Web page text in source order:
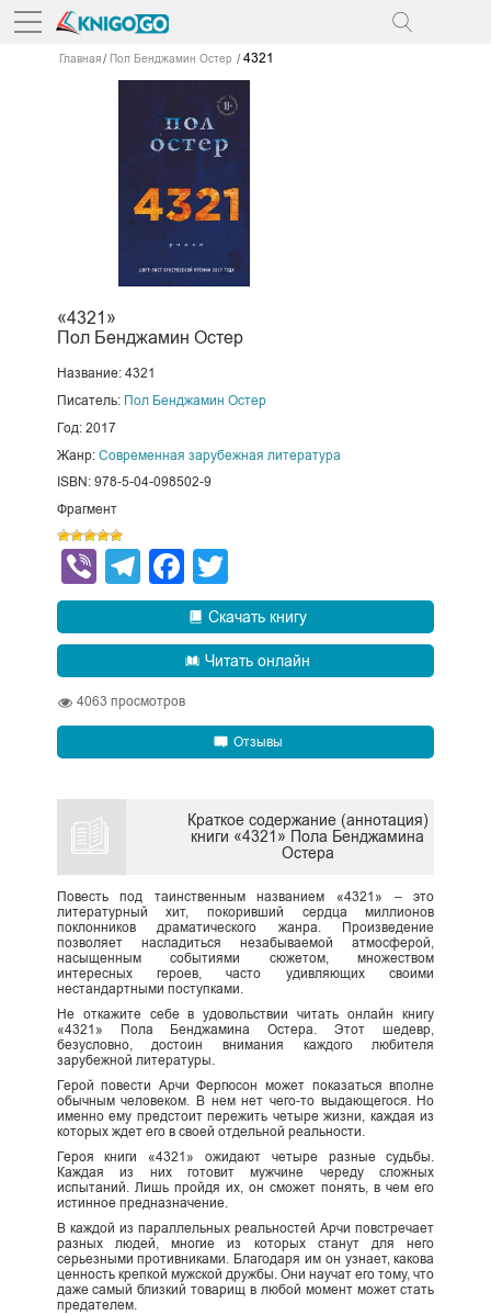
Главная Пол Бенджамин Остер 4321
«4321»
Пол Бенджамин Остер
Название: 4321
Писатель: Пол Бенджамин Остер
Год: 2017
Жанр: Современная зарубежная литература
ISBN: 978-5-04-098502-9
Фрагмент
ViberTelegram
Facebook
Скачать книгу
Читать онлайн
4063 просмотров
Отзывы
Краткое содержание (аннотация)
книги «4321» Пола Бенджамина
Остера
Повесть под таинственным названием «4321» – это
литературный хит, покоривший сердца миллионов
поклонников драматического жанра. Произведение
позволяет насладиться незабываемой атмосферой,
насыщенным событиями сюжетом, множеством
интересных героев, часто удивляющих своими
нестандартными поступками.
Не откажите себе в удовольствии читать онлайн книгу
«4321» Пола Бенджамина Остера. Этот шедевр,
безусловно, достоин внимания каждого любителя
зарубежной литературы.
Герой повести Арчи Фергюсон может показаться вполне
обычным человеком. В нем нет чего-то выдающегося. Но
именно ему предстоит пережить четыре жизни, каждая из
которых ждет его в своей отдельной реальности.
Героя книги «4321» ожидают четыре разные судьбы.
Каждая из них готовит мужчине череду сложных
испытаний. Лишь пройдя их, он сможет понять, в чем его
истинное предназначение.
В каждой из параллельных реальностей Арчи повстречает
разных людей, многие из которых станут для него
серьезными противниками. Благодаря им он узнает, какова
ценность крепкой мужской дружбы. Они научат его тому, что
даже самый близкий товарищ в любой момент может стать
предателем.